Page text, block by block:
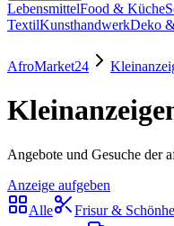
LebensmittelFood & Küche
TextilKunsthandwerkDeko
AfroMarket24
Angebote und Gesuche der
Anzeige aufgeben
Alle
Frisur &